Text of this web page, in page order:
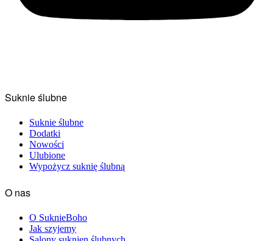
Suknie ślubne
Suknie ślubne
Dodatki
Nowości
Ulubione
Wypożycz suknię ślubną
O nas
O SuknieBoho
Jak szyjemy